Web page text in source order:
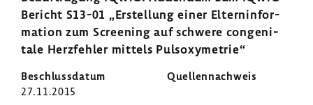
Bericht S13-01 „Erstel­lung einer Eltern­in­for­
ma­tion zum Scree­ning auf schwere conge­ni­
tale Herz­fehler mittels Puls­oxy­me­trie“
27.11.2015